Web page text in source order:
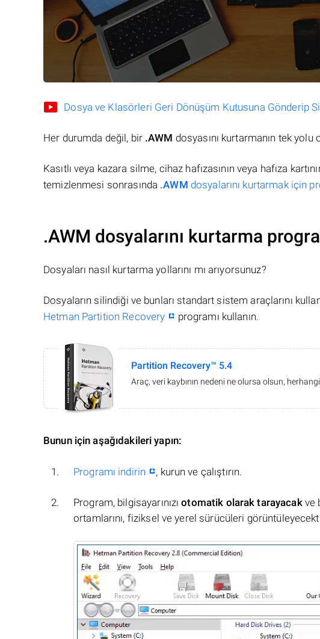
Dosya ve Klasörleri Geri Dönüşüm Kutusuna Gönderip
Her durumda değil, bir .AWM dosyasını kurtarmanın tek
Kasıtlı veya kazara silme, cihaz hafızasının veya hafıza
temizlenmesi sonrasında .AWM dosyalarını kurtarmak için
.AWM dosyalarını kurtarma
Dosyaları nasıl kurtarma yollarını mı arıyorsunuz?
Dosyaların silindiği ve bunları standart sistem araçlarını
Hetman Partition Recovery
programı kullanın.
Partition Recovery™ 5.4
Araç, veri kaybının nedeni ne olursa olsun,
Bunun için aşağıdakileri yapın:
Programı indirin , kurun ve çalıştırın.
Program, bilgisayarınızıotomatik olarak tarayacakve
ortamlarını, fiziksel ve yerel sürücüleri